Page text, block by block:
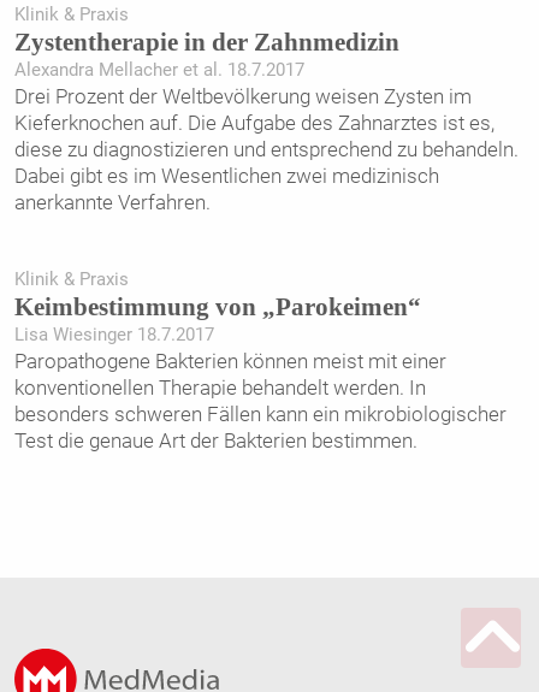
Klinik & Praxis
Zystentherapie in der Zahnmedizin
Alexandra Mellacher et al. 18.7.2017
Drei Prozent der Weltbevölkerung weisen Zysten im
Kieferknochen auf. Die Aufgabe des Zahnarztes ist es,
diese zu diagnostizieren und entsprechend zu behandeln.
Dabei gibt es im Wesentlichen zwei medizinisch
anerkannte Verfahren.
Klinik & Praxis
Keimbestimmung von „Parokeimen“
Lisa Wiesinger 18.7.2017
Paropathogene Bakterien können meist mit einer
konventionellen Therapie behandelt werden. In
besonders schweren Fällen kann ein mikrobiologischer
Test die genaue Art der Bakterien bestimmen.